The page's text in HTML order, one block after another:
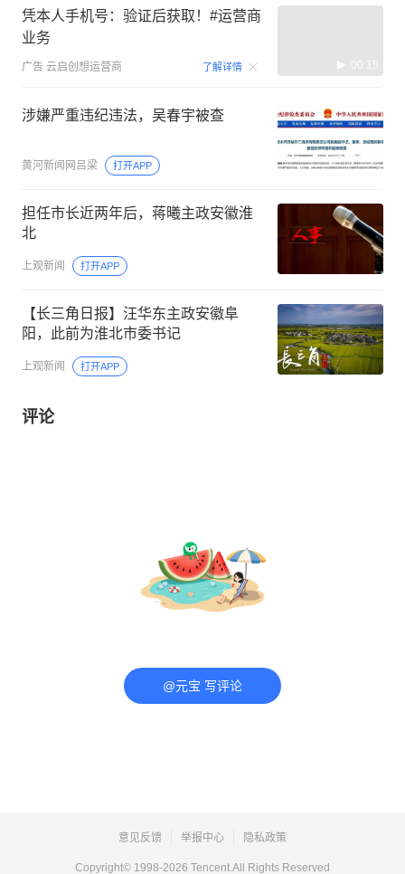
凭本人手机号：验证后获取！#运营商
业务
广告 云启创想运营商 了解详情 00:15
涉嫌严重违纪违法，吴春宇被查
黄河新闻网吕梁 打开APP
担任市长近两年后，蒋曦主政安徽淮
北
上观新闻 打开APP
【长三角日报】汪华东主政安徽阜
阳，此前为淮北市委书记
上观新闻 打开APP
评论
@元宝 写评论
意见反馈 举报中心 隐私政策
Copyright© 1998-2026 Tencent.All Rights Reserved